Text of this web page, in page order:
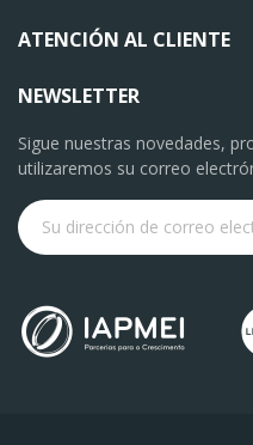
ATENCIÓN AL CLIENTE
NEWSLETTER
Sigue nuestras novedades,
utilizaremos su correo